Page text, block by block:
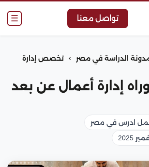
☰ تواصل معنا
الدراسة في مصر ›
تخصص إدارة
إدارة أعمال عن بعد
ادرس في مصر